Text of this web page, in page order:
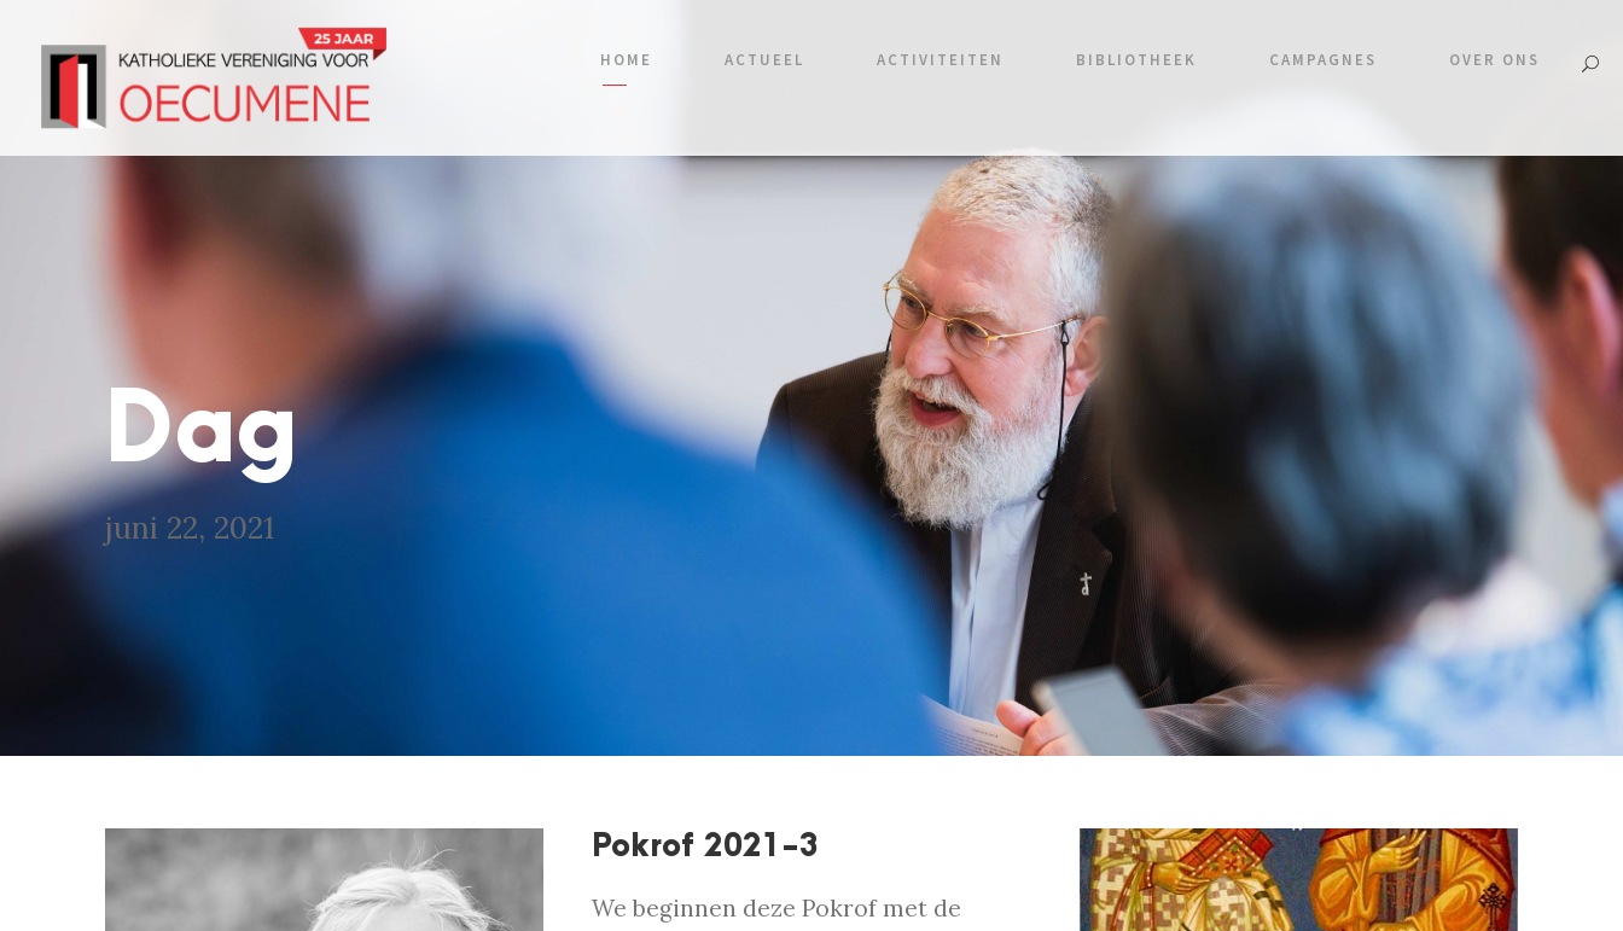
HOME ACTUEEL ACTIVITEITEN BIBLIOTHEEK CAMPAGNES OVER ONS
Dag
juni 22, 2021
Pokrof 2021-3
We beginnen deze Pokrof met de